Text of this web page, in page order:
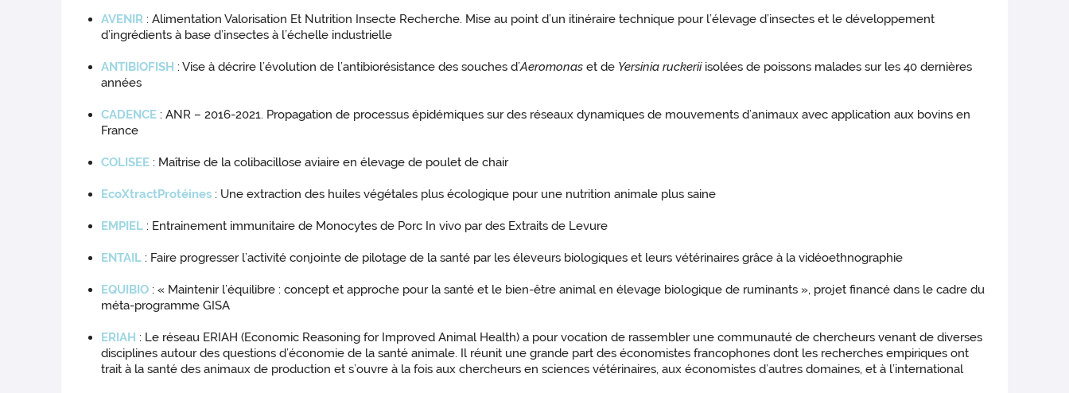
AVENIR : Alimentation Valorisation Et Nutrition Insecte Recherche. Mise au point d’un itinéraire technique pour l’élevage d’insectes et le développement
d’ingrédients à base d’insectes à l’échelle industrielle
ANTIBIOFISH : Vise à décrire l’évolution de l’antibiorésistance des souches d’Aeromonas et de Yersinia ruckeriiisolées de poissons malades sur les 40 dernières
années
CADENCE : ANR – 2016-2021. Propagation de processus épidémiques sur des réseaux dynamiques de mouvements d’animaux avec application aux bovins en
France
COLISEE : Maîtrise de la colibacillose aviaire en élevage de poulet de chair
EcoXtractProtéines : Une extraction des huiles végétales plus écologique pour une nutrition animale plus saine
EMPIEL : Entrainement immunitaire de Monocytes de Porc In vivo par des Extraits de Levure
ENTAIL : Faire progresser l’activité conjointe de pilotage de la santé par les éleveurs biologiques et leurs vétérinaires grâce à la vidéoethnographie
EQUIBIO : « Maintenir l’équilibre : concept et approche pour la santé et le bien-être animal en élevage biologique de ruminants », projet financé dans le cadre du
méta-programme GISA
ERIAH : Le réseau ERIAH (Economic Reasoning for Improved Animal Health) a pour vocation de rassembler une communauté de chercheurs venant de diverses
disciplines autour des questions d’économie de la santé animale. Il réunit une grande part des économistes francophones dont les recherches empiriques ont
trait à la santé des animaux de production et s’ouvre à la fois aux chercheurs en sciences vétérinaires, aux économistes d’autres domaines, et à l’international